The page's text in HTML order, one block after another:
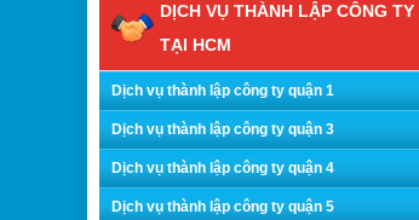
DỊCH VỤ THÀNH LẬP CÔNG TY
TẠI HCM
Dịch vụ thành lập công ty quận 1
Dịch vụ thành lập công ty quận 3
Dịch vụ thành lập công ty quận 4
Dịch vụ thành lập công ty quận 5